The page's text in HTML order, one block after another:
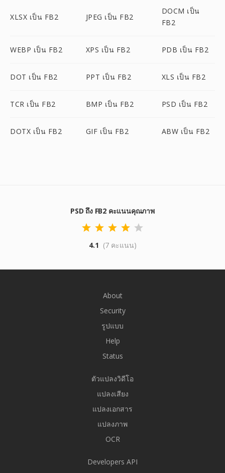
XLSX เป็น FB2 JPEG เป็น FB2
DOCM เป็น
FB2
WEBP เป็น FB2 XPS เป็น FB2 PDB เป็น FB2
DOT เป็น FB2 PPT เป็น FB2 XLS เป็น FB2
TCR เป็น FB2 BMP เป็น FB2 PSD เป็น FB2
DOTX เป็น FB2 GIF เป็น FB2 ABW เป็น FB2
PSD ถึง FB2 คะแนนคุณภาพ
4.1 (7 คะแนน)
About
Security
รูปแบบ
Help
Status
ตัวแปลงวิดีโอ
แปลงเสียง
แปลงเอกสาร
แปลงภาพ
OCR
Developers API